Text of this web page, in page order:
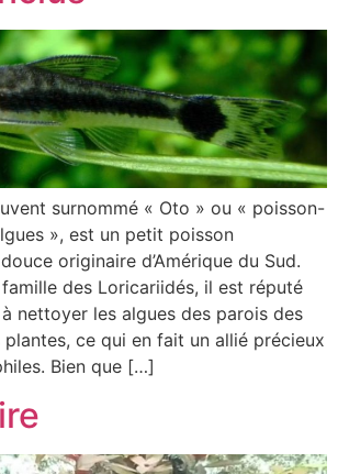
surnommé « Oto » ou « poisson-
», est un petit poisson
douce originaire d’Amérique du Sud.
des Loricariidés, il est réputé
nettoyer les algues des parois des
ce qui en fait un allié précieux
Bien que […]